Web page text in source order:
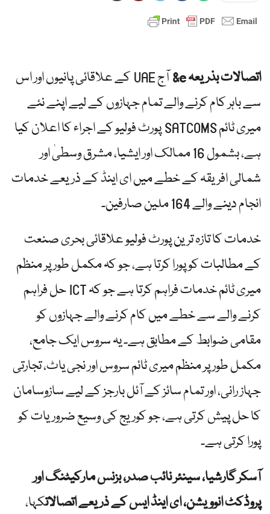
اتصالات بذریعہ e&
آج UAE کے علاقائی پانیوں اور اس
سے باہر کام کرنے والے تمام جہازوں کے لیے اپنے نئے
میری ٹائم SATCOMS پورٹ فولیو کے اجراء کا اعلان کیا
ہے، بشمول 16 ممالک اور ایشیا، مشرق وسطیٰ اور
شمالی افریقہ کے خطے میں ای اینڈ کے ذریعے خدمات
انجام دینے والے 164 ملین صارفین۔
خدمات کا تازہ ترین پورٹ فولیو علاقائی بحری صنعت
کے مطالبات کو پورا کرتا ہے، جو کہ مکمل طور پر منظم
میری ٹائم خدمات فراہم کرتا ہے جو کہ ICT حل فراہم
کرنے والے سے خطے میں کام کرنے والے جہازوں کو
مقامی ضوابط کے مطابق ہے۔ یہ سروس ایک جامع،
مکمل طور پر منظم میری ٹائم سروس اور نجی یاٹ، تجارتی
جہاز رانی، اور تمام سائز کے آئل بارجز کے لیے سازوسامان
کا حل پیش کرتی ہے، جو کوریج کی وسیع ضروریات کو
پورا کرتی ہے۔
آسکر گارشیا، سینئر نائب صدر، بزنس مارکیٹنگ اور
پروڈکٹ انوویشن، ای اینڈ ایس کے ذریعے اتصالاتکہا،